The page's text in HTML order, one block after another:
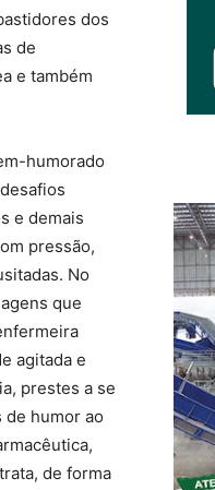
dos
de
e também
humorado
e demais
pressão,
No
que
agitada e
prestes a se
de humor ao
de forma